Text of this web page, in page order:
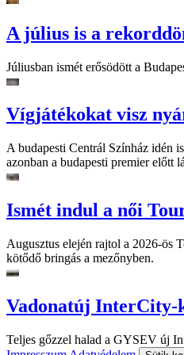
A július is a
Júliusban ismét erősödött a
Vígjátékokat visz
A budapesti Centrál Színház idén
azonban a budapesti premier előtt
Ismét indul a női
Augusztus elején rajtol a 2026-ös
kötődő bringás a mezőnyben.
Vadonatúj InterCity-
Teljes gőzzel halad a GYSEV új